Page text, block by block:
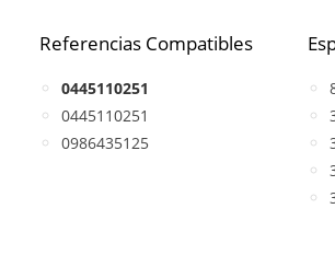
Referencias Compatibles
0445110251
0445110251
0986435125